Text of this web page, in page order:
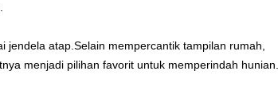
atap.Selain mempercantik tampilan rumah,
menjadi pilihan favorit untuk memperindah hunian.